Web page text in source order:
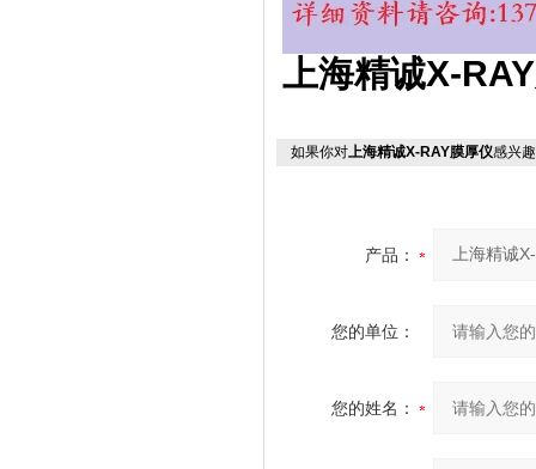
上海精诚X-
如果你对上海精诚X-RAY膜厚仪感兴
产品：
您的单位：
您的姓名：